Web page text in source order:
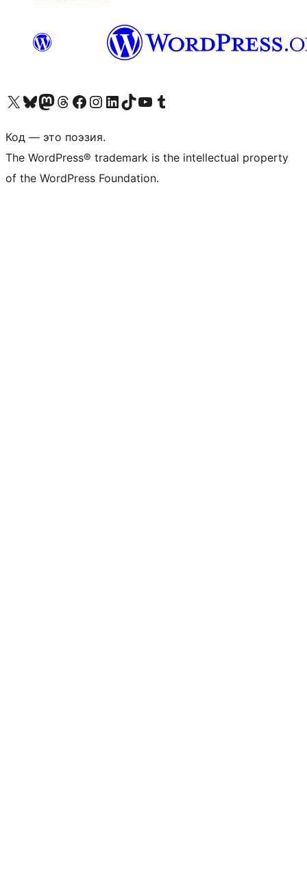
Посетите нас в X (ранее Twitter)
Посетите нашу учётную запись в Bluesky
Посетите нашу ленту в Mastodon
Посетите нашу учётную запись в Threads
Посетите нашу страницу на Facebook
Посетите наш Instagram
Посетите нашу страницу в LinkedIn
Посетите нашу учётную запись в TikTok
Посетите наш канал YouTube
Посетите нашу учётную запись в Tumblr
Код — это поэзия.
The WordPress® trademark is the intellectual property
of the WordPress Foundation.